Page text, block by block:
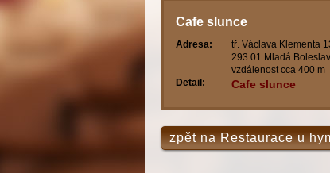
Cafe slunce
Adresa:
tř. Václava Klementa
293 01 Mladá Boleslav
vzdálenost cca 400 m
Detail:
Cafe slunce
zpět na Restaurace u